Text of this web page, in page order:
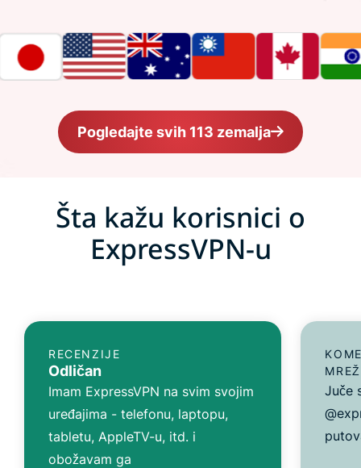
Pogledajte svih 113 zemalja
Šta kažu korisnici o
ExpressVPN-u
RECENZIJE
Odličan
Imam ExpressVPN na svim svojim
uređajima - telefonu, laptopu,
tabletu, AppleTV-u, itd. i
obožavam ga
Juče